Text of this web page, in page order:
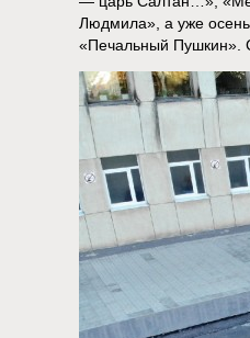
Людмила», а уже
«Печальный Пушкин».